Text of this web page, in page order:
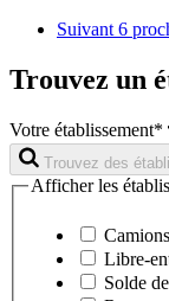
Suivant 6
Trouvez un
Votre établissement*
Trouvez des
Afficher les
Camions
Libre-
Solde